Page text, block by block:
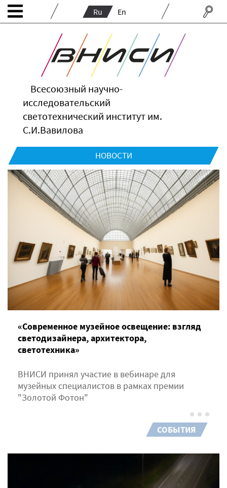
Ru En
Всесоюзный научно-
исследовательский
светотехнический институт им.
С.И.Вавилова
НОВОСТИ
«Современное музейное освещение: взгляд
светодизайнера, архитектора,
светотехника»
ВНИСИ принял участие в вебинаре для
музейных специалистов в рамках премии
"Золотой Фотон"
СОБЫТИЯ